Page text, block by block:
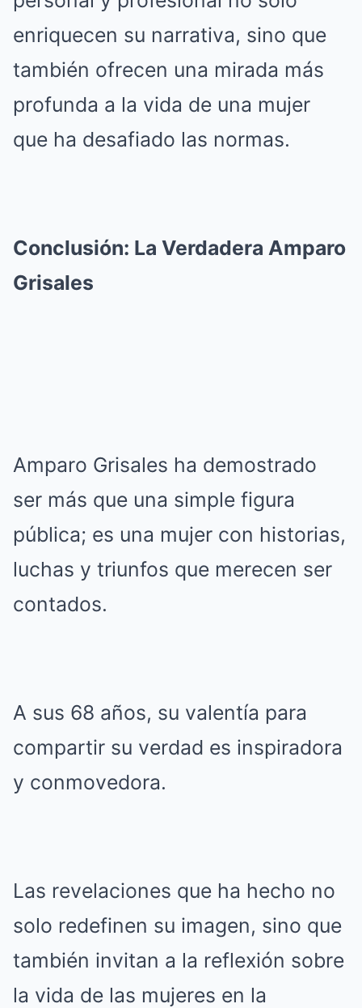
enriquecen su narrativa, sino que
también ofrecen una mirada más
profunda a la vida de una mujer
que ha desafiado las normas.
Conclusión: La Verdadera Amparo
Grisales
Amparo Grisales ha demostrado
ser más que una simple figura
pública; es una mujer con historias,
luchas y triunfos que merecen ser
contados.
A sus 68 años, su valentía para
compartir su verdad es inspiradora
y conmovedora.
Las revelaciones que ha hecho no
solo redefinen su imagen, sino que
también invitan a la reflexión sobre
la vida de las mujeres en la